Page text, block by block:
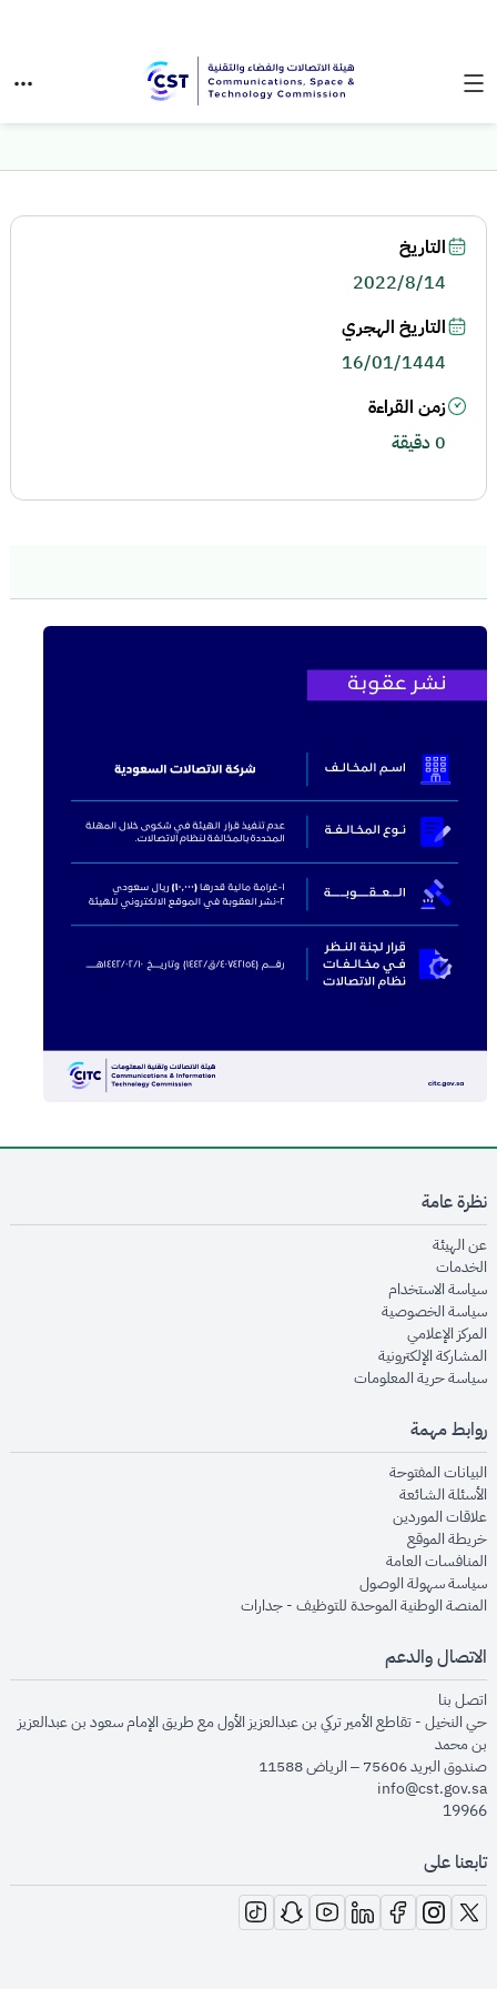
التاريخ
2022/8/14
التاريخ الهجري
16/01/1444
زمن القراءة
0 دقيقة
نظرة عامة
عن الهيئةopens in new window
الخدماتopens in new window
سياسة الاستخدام
سياسة الخصوصيةopens in new window
المركز الإعلاميopens in new window
المشاركة الإلكترونيةopens in new window
سياسة حرية المعلوماتopens in new window
روابط مهمة
البيانات المفتوحةopens in new window
الأسئلة الشائعةopens in new window
علاقات الموردينopens in new window
خريطة الموقعopens in new window
المنافسات العامةopens in new window
سياسة سهولة الوصولopens in new window
المنصة الوطنية الموحدة للتوظيف - جداراتopens in new window
الاتصال والدعم
اتصل بنا
حي النخيل - تقاطع الأمير تركي بن عبدالعزيز الأول مع طريق الإمام سعود بن عبدالعزيز
بن محمد
صندوق البريد 75606 – الرياض 11588
info@cst.gov.sa
19966
تابعنا على
opens in new window
opens in new window
opens in new window
opens in new window
opens in new window
opens in new window
opens in new window